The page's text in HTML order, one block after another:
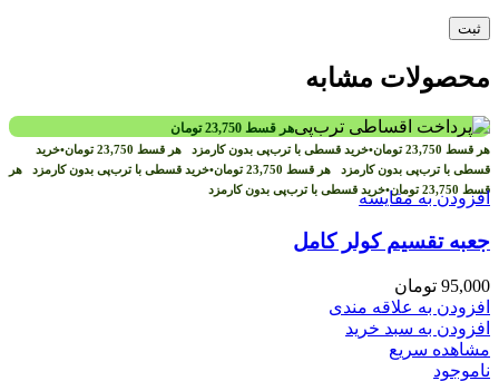
محصولات مشابه
هر قسط 23,750 تومان
هر قسط 23,750 تومان•خرید قسطی با ترب‌پی بدون کارمزد هر قسط 23,750 تومان•خرید
قسطی با ترب‌پی بدون کارمزد هر قسط 23,750 تومان•خرید قسطی با ترب‌پی بدون کارمزد هر
قسط 23,750 تومان•خرید قسطی با ترب‌پی بدون کارمزدافزودن به مقایسه
جعبه تقسیم کولر کامل
95,000 تومان
افزودن به علاقه مندی
افزودن به سبد خرید
مشاهده سریع
ناموجود